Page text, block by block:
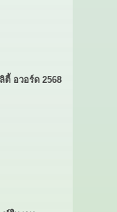
ตี้ อวอร์ด 2568